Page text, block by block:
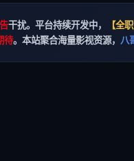
干扰。平台持续开发中， 【全
待。本站聚合海量影视资源， 八